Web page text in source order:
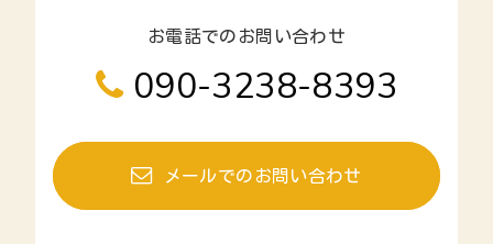
お電話でのお問い合わせ
090-3238-8393
メールでのお問い合わせ